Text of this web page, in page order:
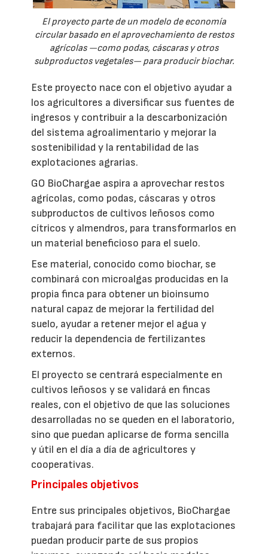
El proyecto parte de un modelo de economía
circular basado en el aprovechamiento de restos
agrícolas —como podas, cáscaras y otros
subproductos vegetales— para producir biochar.
Este proyecto nace con el objetivo ayudar a
los agricultores a diversificar sus fuentes de
ingresos y contribuir a la descarbonización
del sistema agroalimentario y mejorar la
sostenibilidad y la rentabilidad de las
explotaciones agrarias.
GO BioChargae aspira a aprovechar restos
agrícolas, como podas, cáscaras y otros
subproductos de cultivos leñosos como
cítricos y almendros, para transformarlos en
un material beneficioso para el suelo.
Ese material, conocido como biochar, se
combinará con microalgas producidas en la
propia finca para obtener un bioinsumo
natural capaz de mejorar la fertilidad del
suelo, ayudar a retener mejor el agua y
reducir la dependencia de fertilizantes
externos.
El proyecto se centrará especialmente en
cultivos leñosos y se validará en fincas
reales, con el objetivo de que las soluciones
desarrolladas no se queden en el laboratorio,
sino que puedan aplicarse de forma sencilla
y útil en el día a día de agricultores y
cooperativas.
Principales objetivos
Entre sus principales objetivos, BioChargae
trabajará para facilitar que las explotaciones
puedan producir parte de sus propios